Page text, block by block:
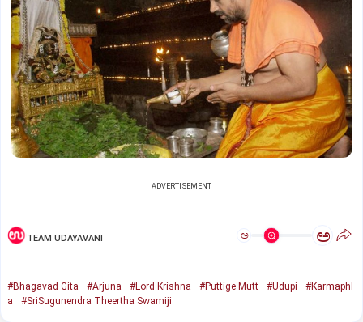
ADVERTISEMENT
TEAM UDAYAVANI ಅ ಅ
#Bhagavad Gita #Arjuna #Lord Krishna #Puttige Mutt #Udupi
#Karmaphl
a
#SriSugunendra Theertha Swamiji